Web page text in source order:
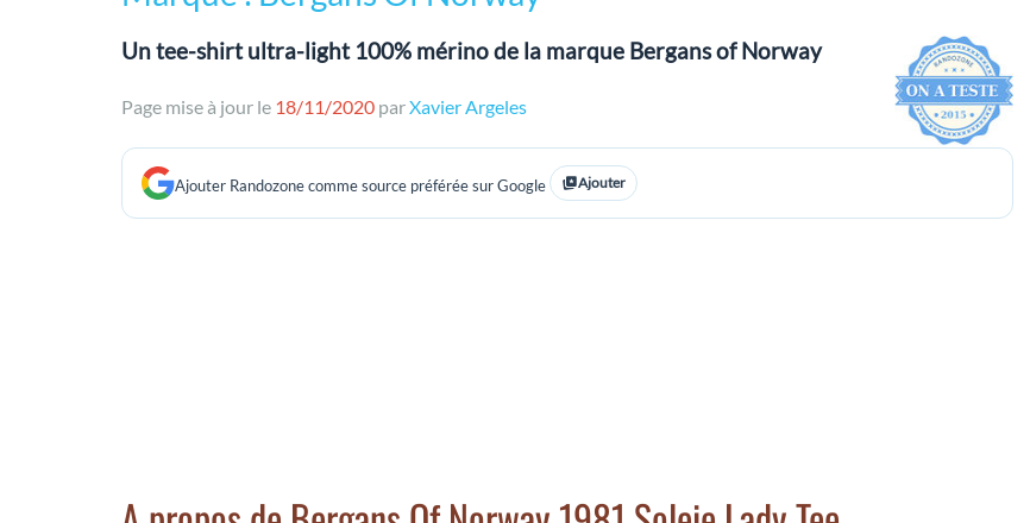
Un tee-shirt ultra-light 100% mérino de la marque Bergans of Norway
Page mise à jour le 18/11/2020 parXavier Argeles
Ajouter Randozone comme source préférée sur Google Ajouter